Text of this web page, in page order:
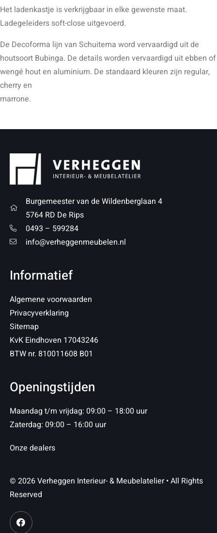
Het ladenkastje is verkrijgbaar in elke gewenste maat.
Ladegeleiders soft-close uitgevoerd.
De Decoforma lijn van Schuitema word vervaardigd uit de
houtsoort Bubinga. De details worden vervaardigd uit ebben of
wengé hout en aluminium. De standaard kleuren zijn regular,
cherry en
marrone.
Burgemeester van de Wildenberglaan 4
5764 RD De Rips
0493 – 599284
info@verheggenmeubelen.nl
Informatief
Algemene voorwaarden
Privacyverklaring
Sitemap
KvK Eindhoven 17043246
BTW nr. 810011608 B01
Openingstijden
Maandag t/m vrijdag: 09:00 – 18:00 uur
Zaterdag: 09:00 – 16:00 uur
Onze dealers
© 2026 Verheggen Interieur- & Meubelatelier • All Rights
Reserved